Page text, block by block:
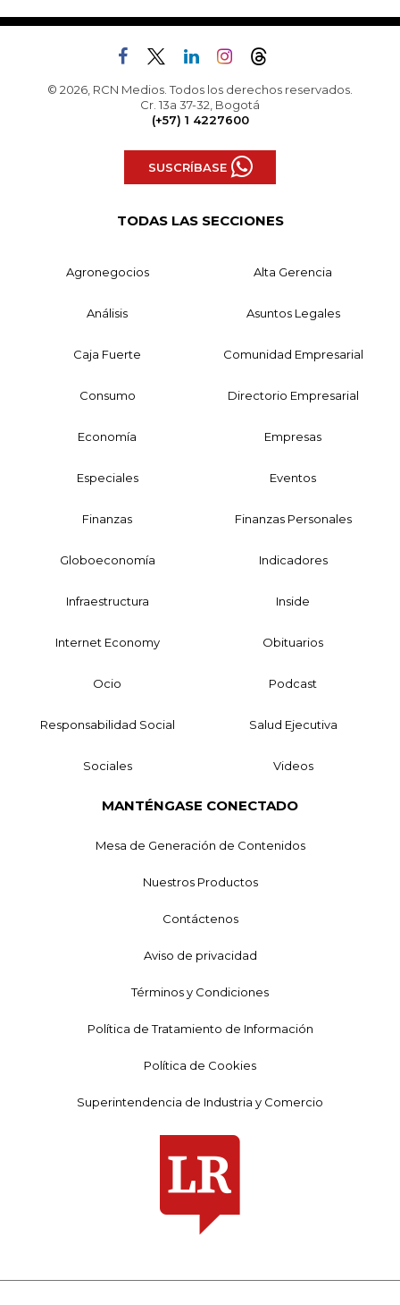
© 2026, RCN Medios. Todos los derechos reservados.
Cr. 13a 37-32, Bogotá
(+57) 1 4227600
SUSCRÍBASE
TODAS LAS SECCIONES
Agronegocios Alta Gerencia
Análisis Asuntos Legales
Caja Fuerte Comunidad Empresarial
Consumo Directorio Empresarial
Economía Empresas
Especiales Eventos
Finanzas Finanzas Personales
Globoeconomía Indicadores
Infraestructura Inside
Internet Economy Obituarios
Ocio Podcast
Responsabilidad Social Salud Ejecutiva
Sociales Videos
MANTÉNGASE CONECTADO
Mesa de Generación de Contenidos
Nuestros Productos
Contáctenos
Aviso de privacidad
Términos y Condiciones
Política de Tratamiento de Información
Política de Cookies
Superintendencia de Industria y Comercio